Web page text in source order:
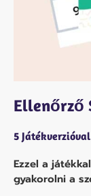
Ellenőrző
5 Játékverzióval
Ezzel a
gyakorolni a